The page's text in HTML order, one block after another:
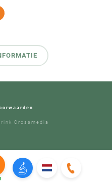
Crossmedia